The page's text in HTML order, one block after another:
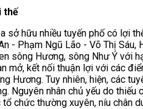
thế
sở hữu nhiều tuyến phố có lợi
- Phạm Ngũ Lão - Võ Thị Sáu,
sông Hương, sông Như Ý với
mở, kết nối thuận lợi với các
Hương. Tuy nhiên, hiện, các
Nguyên nhân chủ yếu do thiếu
chức thường xuyên, níu chân